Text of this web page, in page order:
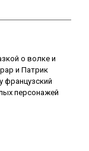
о волке и
и Патрик
французский
персонажей
одеждой,